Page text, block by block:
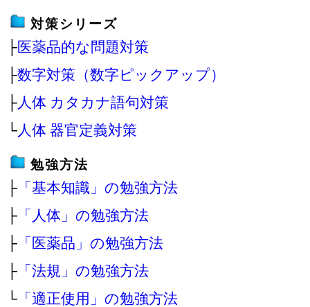
対策シリーズ
├医薬品的な問題対策
├数字対策（数字ピックアップ）
├人体 カタカナ語句対策
└人体 器官定義対策
勉強方法
├ 「基本知識」の勉強方法
├ 「人体」の勉強方法
├ 「医薬品」の勉強方法
├ 「法規」の勉強方法
└ 「適正使用」の勉強方法